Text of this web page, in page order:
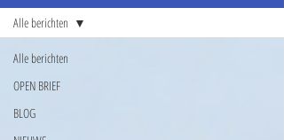
Alle berichten
OPEN BRIEF
BLOG
Alle berichten